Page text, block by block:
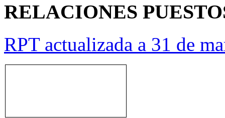
RELACIONES
RPT actualizada a 31 de